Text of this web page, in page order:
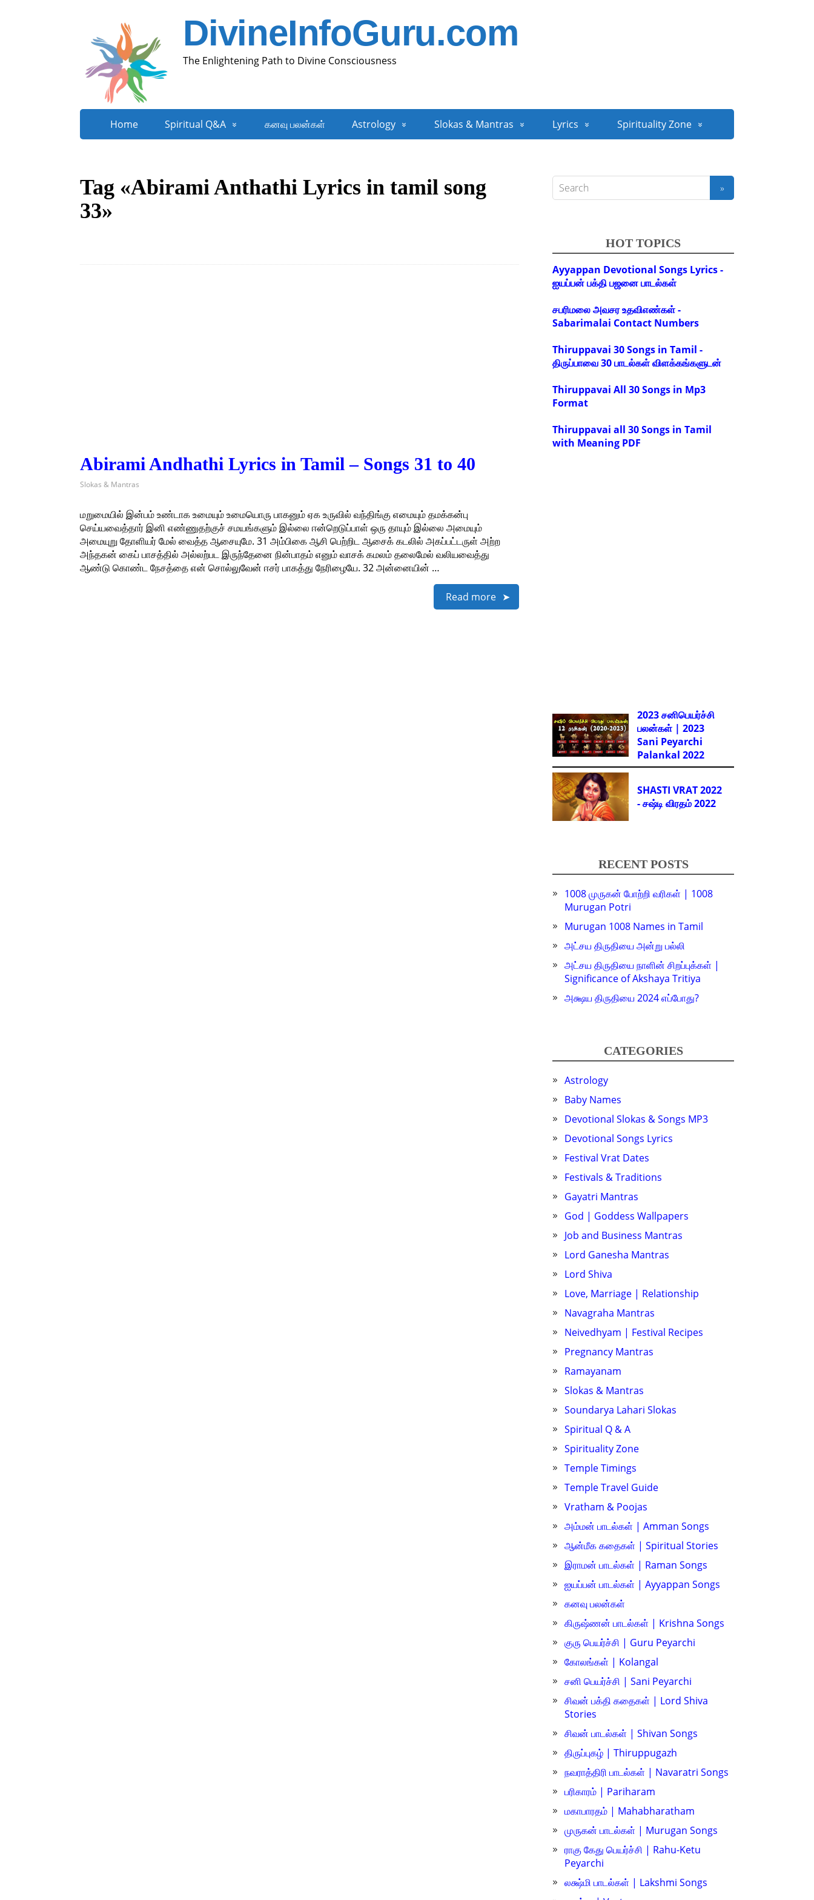
DivineInfoGuru.com
The Enlightening Path to Divine Consciousness
Home Spiritual Q&A கனவு பலன்கள் Astrology Slokas & Mantras Lyrics Spirituality Zone
Tag «Abirami Anthathi Lyrics in tamil song
33»
Abirami Andhathi Lyrics in Tamil – Songs 31 to 40
Slokas & Mantras
மறுமையில் இன்பம் உண்டாக உமையும் உமையொரு பாகனும் ஏக உருவில் வந்திங்கு எமையும் தமக்கன்பு
செய்யவைத்தார் இனி எண்ணுதற்குச் சமயங்களும் இல்லை ஈன்றெடுப்பாள் ஒரு தாயும் இல்லை அமையும்
அமையுறு தோளியர் மேல் வைத்த ஆசையுமே. 31 அம்பிகை ஆசி பெற்றிட ஆசைக் கடலில் அகப்பட்டருள் அற்ற
அந்தகன் கைப் பாசத்தில் அல்லற்பட இருந்தேனை நின்பாதம் எனும் வாசக் கமலம் தலைமேல் வலியவைத்து
ஆண்டு கொண்ட நேசத்தை என் சொல்லுவேன் ஈசர் பாகத்து நேரிழையே. 32 அன்னையின் …
Read more
HOT TOPICS
Ayyappan Devotional Songs Lyrics -
ஐயப்பன் பக்தி பஜனை பாடல்கள்
சபரிமலை அவசர உதவிஎண்கள் -
Sabarimalai Contact Numbers
Thiruppavai 30 Songs in Tamil -
திருப்பாவை 30 பாடல்கள் விளக்கங்களுடன்
Thiruppavai All 30 Songs in Mp3
Format
Thiruppavai all 30 Songs in Tamil
with Meaning PDF
2023 சனிபெயர்ச்சி
பலன்கள் | 2023
Sani Peyarchi
Palankal 2022
SHASTI VRAT 2022
- சஷ்டி விரதம் 2022
RECENT POSTS
1008 முருகன் போற்றி வரிகள் | 1008
Murugan Potri
Murugan 1008 Names in Tamil
அட்சய திருதியை அன்று பல்லி
அட்சய திருதியை நாளின் சிறப்புக்கள் |
Significance of Akshaya Tritiya
அக்ஷய திருதியை 2024 எப்போது?
CATEGORIES
Astrology
Baby Names
Devotional Slokas & Songs MP3
Devotional Songs Lyrics
Festival Vrat Dates
Festivals & Traditions
Gayatri Mantras
God | Goddess Wallpapers
Job and Business Mantras
Lord Ganesha Mantras
Lord Shiva
Love, Marriage | Relationship
Navagraha Mantras
Neivedhyam | Festival Recipes
Pregnancy Mantras
Ramayanam
Slokas & Mantras
Soundarya Lahari Slokas
Spiritual Q & A
Spirituality Zone
Temple Timings
Temple Travel Guide
Vratham & Poojas
அம்மன் பாடல்கள் | Amman Songs
ஆன்மீக கதைகள் | Spiritual Stories
இராமன் பாடல்கள் | Raman Songs
ஐயப்பன் பாடல்கள் | Ayyappan Songs
கனவு பலன்கள்
கிருஷ்ணன் பாடல்கள் | Krishna Songs
குரு பெயர்ச்சி | Guru Peyarchi
கோலங்கள் | Kolangal
சனி பெயர்ச்சி | Sani Peyarchi
சிவன் பக்தி கதைகள் | Lord Shiva
Stories
சிவன் பாடல்கள் | Shivan Songs
திருப்புகழ் | Thiruppugazh
நவராத்திரி பாடல்கள் | Navaratri Songs
பரிகாரம் | Pariharam
மகாபாரதம் | Mahabharatham
முருகன் பாடல்கள் | Murugan Songs
ராகு கேது பெயர்ச்சி | Rahu-Ketu
Peyarchi
லக்ஷ்மி பாடல்கள் | Lakshmi Songs